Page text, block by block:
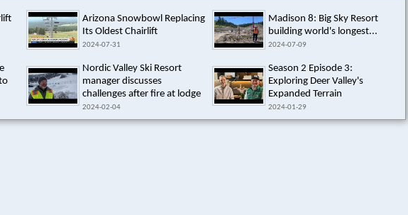
Arizona Snowbowl Replacing
Its Oldest Chairlift
2024-07-31
Madison 8: Big Sky Resort
building world's longest...
2024-07-09
Nordic Valley Ski Resort
manager discusses
challenges after fire at lodge
2024-02-04
Season 2 Episode 3:
Exploring Deer Valley's
Expanded Terrain
2024-01-29